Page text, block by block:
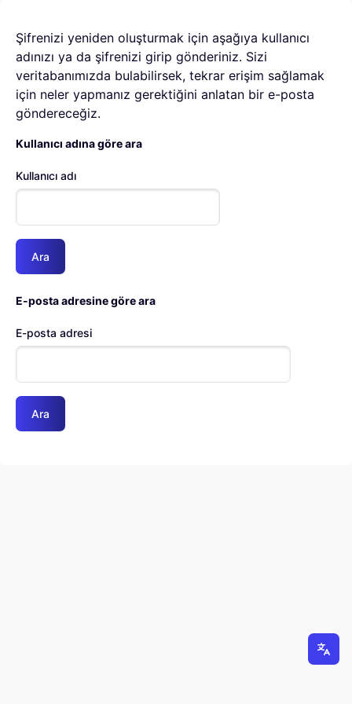
Şifrenizi yeniden oluşturmak için aşağıya kullanıcı
adınızı ya da şifrenizi girip gönderiniz. Sizi
veritabanımızda bulabilirsek, tekrar erişim sağlamak
için neler yapmanız gerektiğini anlatan bir e-posta
göndereceğiz.
Kullanıcı adına göre ara
Kullanıcı adı
E-posta adresine göre ara
E-posta adresi